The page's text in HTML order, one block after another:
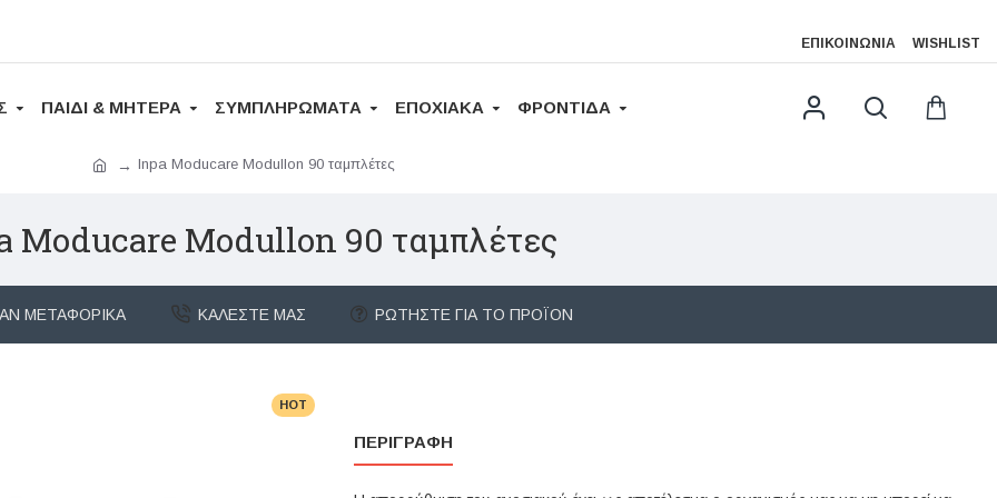
ΕΠΙΚΟΙΝΩΝΊΑ WISHLIST
ΠΑΙΔΙ & ΜΗΤΕΡΑ ΣΥΜΠΛΗΡΩΜΑΤΑ ΕΠΟΧΙΑΚΑ ΦΡΟΝΤΙΔΑ
Inpa Moducare Modullon 90 ταμπλέτες
Moducare Modullon 90 ταμπλέτες
ΜΕΤΑΦΟΡΙΚΆ ΚΑΛΈΣΤΕ ΜΑΣ ΡΩΤΉΣΤΕ ΓΙΑ ΤΟ ΠΡΟΪΌΝ
HOT
ΠΕΡΙΓΡΑΦΉ